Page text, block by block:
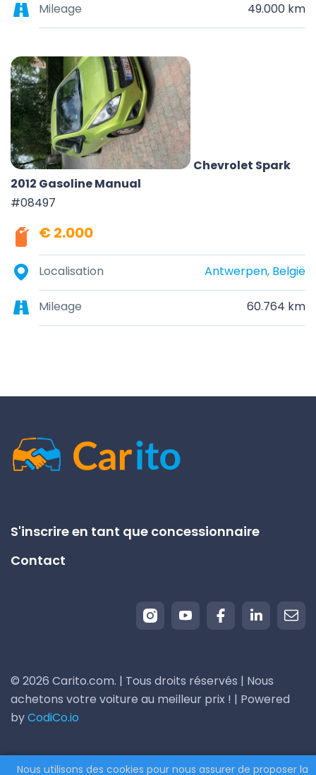
Mileage 49.000 km
Chevrolet Spark
2012 Gasoline Manual
#08497
€ 2.000
Localisation Antwerpen, België
Mileage 60.764 km
S'inscrire en tant que concessionnaire
Contact
© 2026 Carito.com. | Tous droits réservés | Nous
achetons votre voiture au meilleur prix ! | Powered
byCodiCo.io
Nous utilisons des cookies pour nous assurer de proposer la